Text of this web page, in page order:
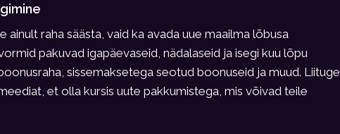
ainult raha säästa, vaid ka avada uue maailma lõbusa
pakuvad igapäevaseid, nädalaseid ja isegi kuu lõpu
sissemaksetega seotud boonuseid ja muud. Liituge
et olla kursis uute pakkumistega, mis võivad teile